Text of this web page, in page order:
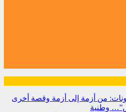
من أزمة إلى أزمة وقصة أخرى
وطنية